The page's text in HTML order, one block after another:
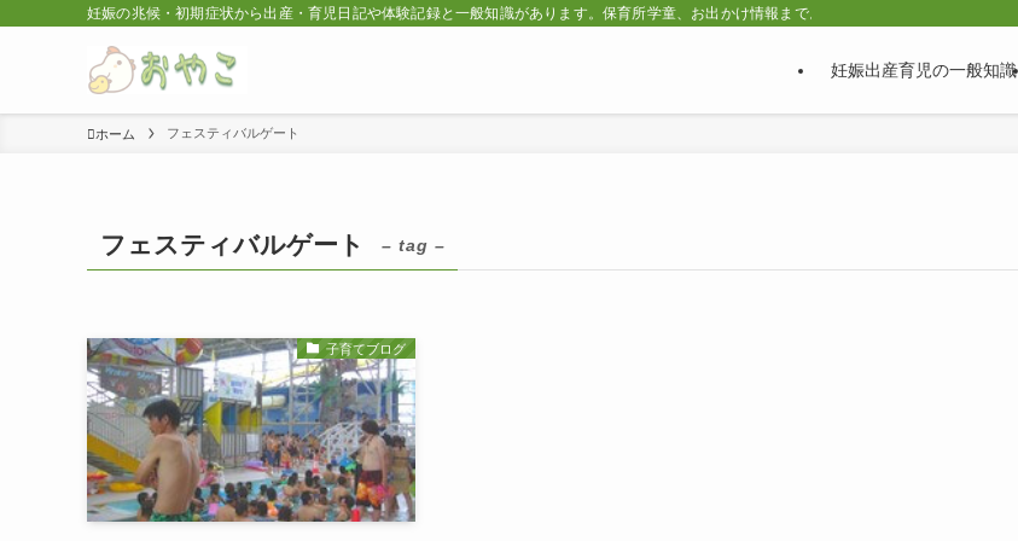
妊娠の兆候・初期症状から出産・育児日記や体験記録と一般知識があります。保育所学童、お出かけ情報まで。
妊娠出産育児の一般知識
ホーム フェスティバルゲート
フェスティバルゲート – tag –
子育てブログ